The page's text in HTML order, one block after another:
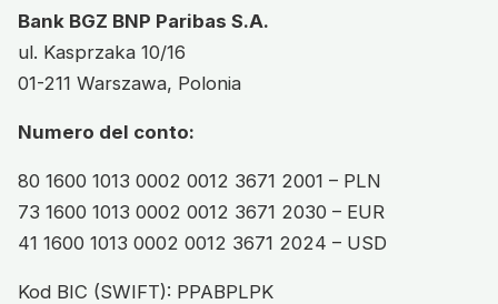
Bank BGZ BNP Paribas S.A.
ul. Kasprzaka 10/16
01-211 Warszawa, Polonia
Numero del conto:
80 1600 1013 0002 0012 3671 2001 – PLN
73 1600 1013 0002 0012 3671 2030 – EUR
41 1600 1013 0002 0012 3671 2024 – USD
Kod BIC (SWIFT): PPABPLPK